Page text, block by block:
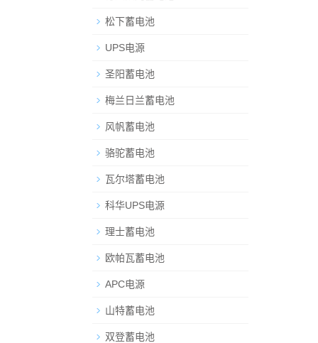
松下蓄电池
UPS电源
圣阳蓄电池
梅兰日兰蓄电池
风帆蓄电池
骆驼蓄电池
瓦尔塔蓄电池
科华UPS电源
理士蓄电池
欧帕瓦蓄电池
APC电源
山特蓄电池
双登蓄电池